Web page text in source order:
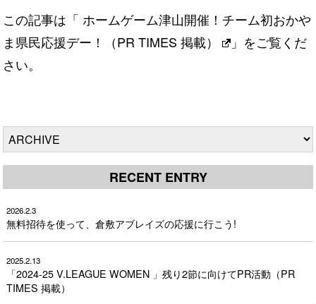
この記事は「ホームゲーム津山開催！チーム初おかや
ま県民応援デー！（PR TIMES 掲載）
」をご覧くだ
さい。
RECENT ENTRY
2026.2.3
無料招待を使って、倉敷アブレイズの応援に行こう!
2025.2.13
「2024-25 V.LEAGUE WOMEN 」残り2節に向けてPR活動（PR
TIMES 掲載）